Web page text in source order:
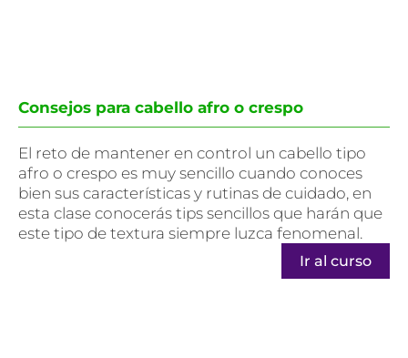
Consejos para cabello afro o crespo
El reto de mantener en control un cabello tipo
afro o crespo es muy sencillo cuando conoces
bien sus características y rutinas de cuidado, en
esta clase conocerás tips sencillos que harán que
este tipo de textura siempre luzca fenomenal.
Ir al curso